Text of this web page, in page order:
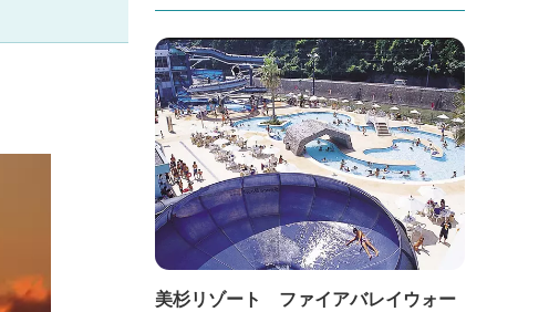
美杉リゾート ファイアバレイウォー